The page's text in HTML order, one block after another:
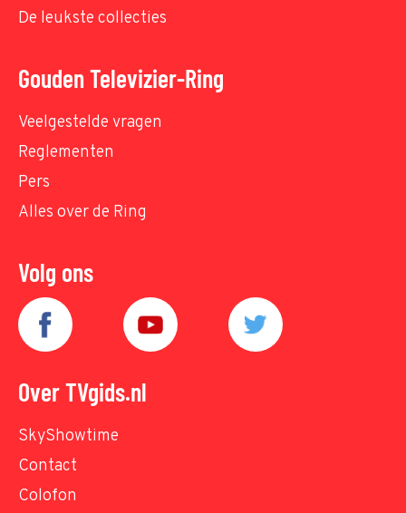
De leukste collecties
Gouden Televizier-Ring
Veelgestelde vragen
Reglementen
Pers
Alles over de Ring
Volg ons
Over TVgids.nl
SkyShowtime
Contact
Colofon